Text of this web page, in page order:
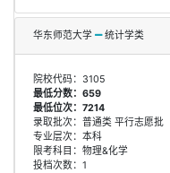
华东师范大学 统计学类
院校代码：3105
最低分数：659
最低位次：7214
录取批次：普通类 平行志愿批
专业层次：本科
限考科目：物理&化学
投档次数：1